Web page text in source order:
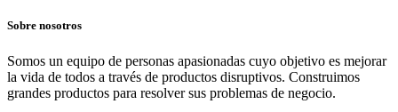
Sobre nosotros
Somos un equipo de personas apasionadas cuyo objetivo es mejorar
la vida de todos a través de productos disruptivos. Construimos
grandes productos para resolver sus problemas de negocio.